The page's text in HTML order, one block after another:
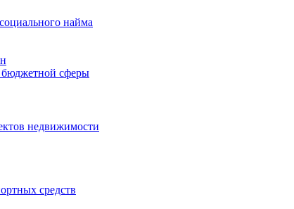
найма
сферы
недвижимости
средств